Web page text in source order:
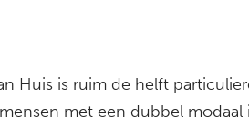
Huis is ruim de helft
met een dubbel modaal